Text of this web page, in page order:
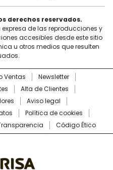
derechos reservados.
expresa de las reproducciones y
accesibles desde este sitio
u otros medios que resulten
Ventas
Newsletter
Alta de Clientes
Aviso legal
Política de cookies
Código Ético